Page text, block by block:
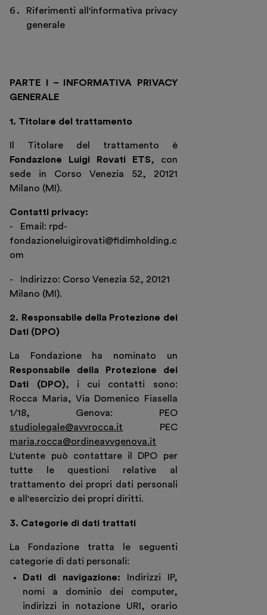
Sostieni
Scopri
Biglietti
Area riservata
Shop
Riferimenti all'informativa privacy
generale
PARTE I – INFORMATIVA PRIVACY
GENERALE
1. Titolare del trattamento
Il Titolare del trattamento è
Fondazione Luigi Rovati ETS, con
sede in Corso Venezia 52, 20121
Milano (MI).
Contatti privacy:
- Email: rpd-
fondazioneluigirovati@fidimholding.c
om
- Indirizzo: Corso Venezia 52, 20121
Milano (MI).
2. Responsabile della Protezione dei
Dati (DPO)
La Fondazione ha nominato un
Responsabile della Protezione dei
Dati (DPO), i cui contatti sono:
Rocca Maria, Via Domenico Fiasella
1/18, Genova: PEO
studiolegale@avvrocca.it PEC
maria.rocca@ordineavvgenova.it
L'utente può contattare il DPO per
tutte le questioni relative al
trattamento dei propri dati personali
e all'esercizio dei propri diritti.
3. Categorie di dati trattati
La Fondazione tratta le seguenti
categorie di dati personali:
Dati di navigazione: Indirizzi IP,
nomi a dominio dei computer,
indirizzi in notazione URI, orario